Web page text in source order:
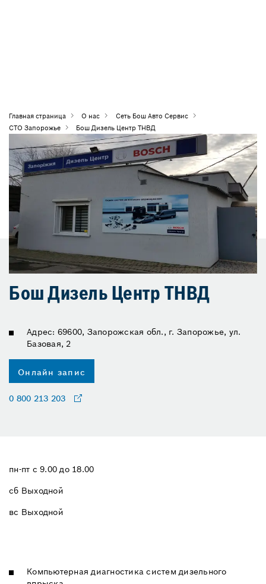
Главная страница О нас
Сеть Бош Авто Сервис
СТО Запорожье
Бош Дизель Центр ТНВД
Бош Дизель Центр ТНВД
Адрес: 69600, Запорожская обл., г. Запорожье, ул.
Базовая, 2
Онлайн запис
0 800 213 203
пн-пт с 9.00 до 18.00
сб Выходной
вс Выходной
Компьютерная диагностика систем дизельного